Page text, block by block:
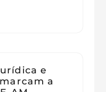
e
a